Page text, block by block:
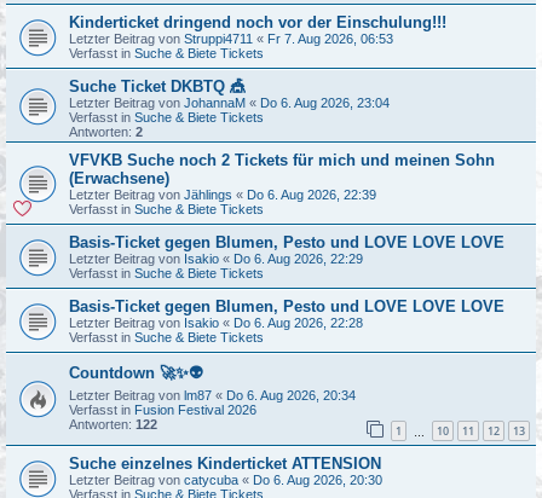
Kinderticket dringend noch vor der Einschulung!!!
Letzter Beitrag von Struppi4711 « Fr 7. Aug 2026, 06:53
Verfasst in Suche & Biete Tickets
Suche Ticket DKBTQ 🎪
Letzter Beitrag von JohannaM « Do 6. Aug 2026, 23:04
Verfasst in Suche & Biete Tickets
Antworten: 2
VFVKB Suche noch 2 Tickets für mich und meinen Sohn
(Erwachsene)
Letzter Beitrag von Jählings « Do 6. Aug 2026, 22:39
Verfasst in Suche & Biete Tickets
Basis-Ticket gegen Blumen, Pesto und LOVE LOVE LOVE
Letzter Beitrag von Isakio « Do 6. Aug 2026, 22:29
Verfasst in Suche & Biete Tickets
Basis-Ticket gegen Blumen, Pesto und LOVE LOVE LOVE
Letzter Beitrag von Isakio « Do 6. Aug 2026, 22:28
Verfasst in Suche & Biete Tickets
Countdown 🚀✨👽
Letzter Beitrag von lm87 « Do 6. Aug 2026, 20:34
Verfasst in Fusion Festival 2026
Antworten: 122 1 10 11 12 13
Suche einzelnes Kinderticket ATTENSION
Letzter Beitrag von catycuba « Do 6. Aug 2026, 20:30
Verfasst in Suche & Biete Tickets